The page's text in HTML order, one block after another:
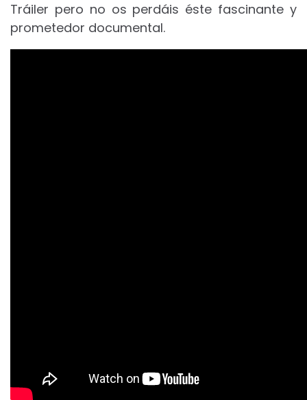
Tráiler pero no os perdáis éste fascinante y
prometedor documental.